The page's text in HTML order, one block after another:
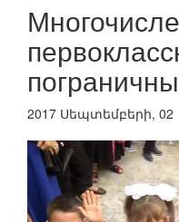
2017 Սեպտեմբերի, 02